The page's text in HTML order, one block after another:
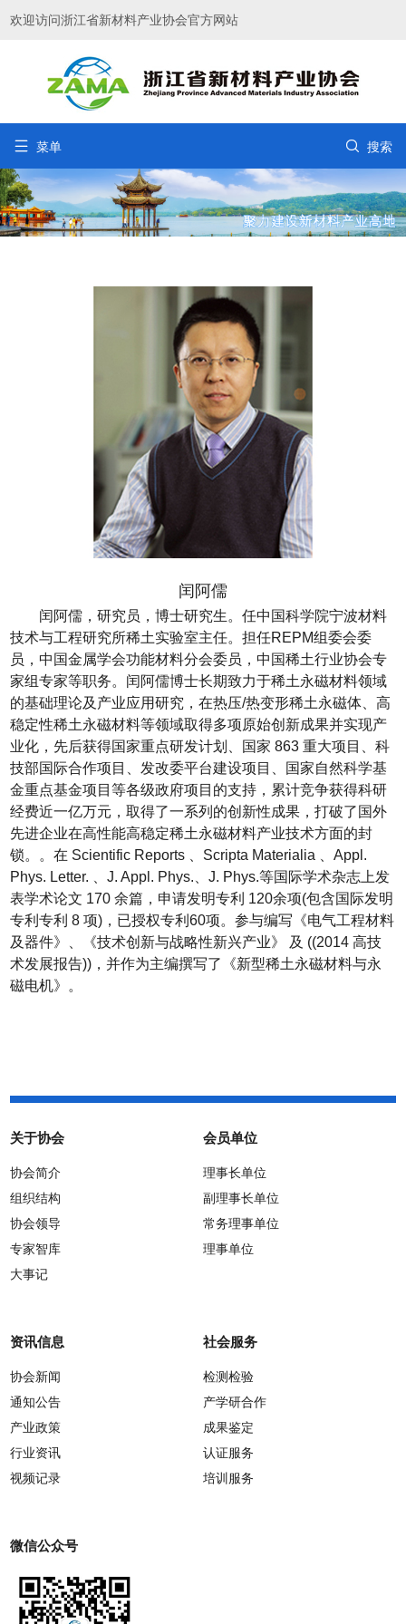
欢迎访问浙江省新材料产业协会官方网站
 菜单  搜索
闰阿儒
闰阿儒，研究员，博士研究生。任中国科学院宁波材料
技术与工程研究所稀土实验室主任。担任REPM组委会委
员，中国金属学会功能材料分会委员，中国稀土行业协会专
家组专家等职务。闰阿儒博士长期致力于稀土永磁材料领域
的基础理论及产业应用研究，在热压/热变形稀土永磁体、高
稳定性稀土永磁材料等领域取得多项原始创新成果并实现产
业化，先后获得国家重点研发计划、国家 863重大项目、科
技部国际合作项目、发改委平台建设项目、国家自然科学基
金重点基金项目等各级政府项目的支持，累计竞争获得科研
经费近一亿万元，取得了一系列的创新性成果，打破了国外
先进企业在高性能高稳定稀土永磁材料产业技术方面的封
锁。。在 Scientific Reports Scripta Materialia 、Appl.
Phys. Letter.
、J. Appl. Phys. 、J. Phys.等国际学术杂志上发
表学术论文 170余篇，申请发明专利 120余项(包含国际发明
专利专利 8项) ，已授权专利60项。参与编写《电气工程材料
及器件》、《技术创新与战略性新兴产业》
及 ((2014高技
术发展报告)) ，并作为主编撰写了《新型稀土永磁材料与永
磁电机》。
关于协会
协会简介
组织结构
协会领导
专家智库
大事记
会员单位
理事长单位
副理事长单位
常务理事单位
理事单位
资讯信息
协会新闻
通知公告
产业政策
行业资讯
视频记录
社会服务
检测检验
产学研合作
成果鉴定
认证服务
培训服务
微信公众号